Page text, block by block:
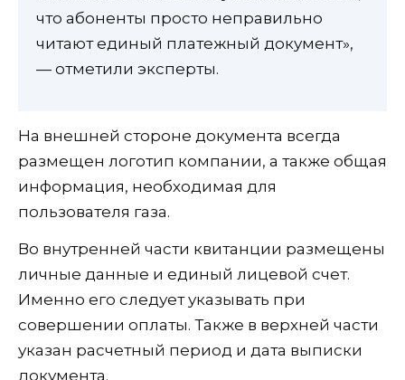
что абоненты просто неправильно
читают единый платежный документ»,
— отметили эксперты.
На внешней стороне документа всегда
размещен логотип компании, а также общая
информация, необходимая для
пользователя газа.
Во внутренней части квитанции размещены
личные данные и единый лицевой счет.
Именно его следует указывать при
совершении оплаты. Также в верхней части
указан расчетный период и дата выписки
документа.